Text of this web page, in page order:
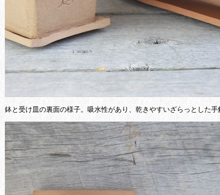
鉢と受け皿の裏面の様子。吸水性があり、乾きやすいざらっとした手